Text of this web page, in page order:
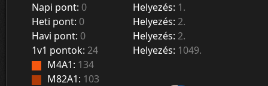
Napi pont: 0 Helyezés: 1.
Heti pont: 0 Helyezés: 2.
Havi pont: 0 Helyezés: 2.
1v1 pontok: 24 Helyezés: 1049.
M4A1: 134
M82A1: 103